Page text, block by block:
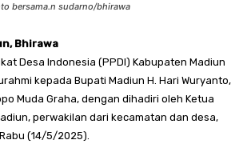
bersama.n sudarno/bhirawa
Bhirawa
Desa Indonesia (PPDI) Kabupaten Madiun
kepada Bupati Madiun H. Hari Wuryanto,
Muda Graha, dengan dihadiri oleh Ketua
perwakilan dari kecamatan dan desa,
(14/5/2025).